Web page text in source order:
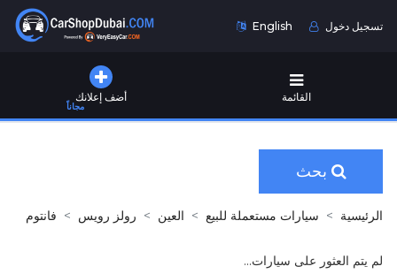
English تسجيل دخول
أضف إعلانك
مجاناً
القائمة
بحث
الرئيسية سيارات مستعملة للبيع العين رولز رويس فانتوم
لم يتم العثور على سيارات...